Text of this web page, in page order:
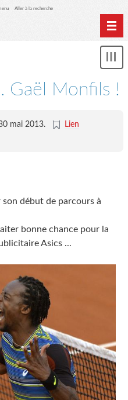
Aller à la recherche
Gaël Monfils !
mai 2013.
Lien
son début de parcours à
bonne chance pour la
Asics ...